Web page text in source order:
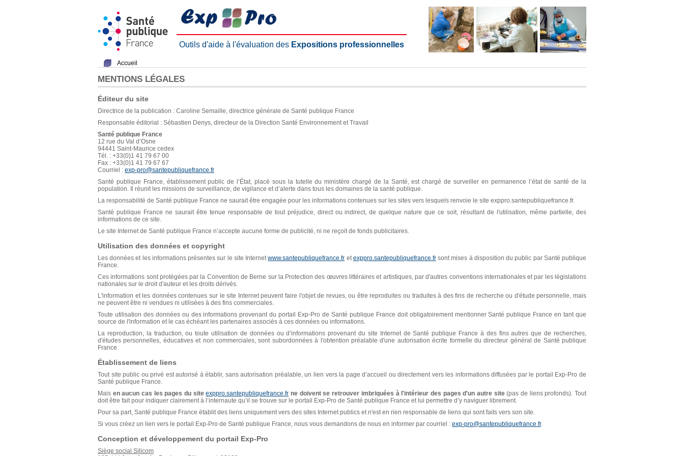
Outils d'aide à l'évaluation des Expositions professionnelles
Accueil
MENTIONS LÉGALES
Éditeur du site
Directrice de la publication : Caroline Semaille, directrice générale de Santé publique France
Responsable éditorial : Sébastien Denys, directeur de la Direction Santé Environnement et Travail
Santé publique France
12 rue du Val d’Osne
94441 Saint-Maurice cedex
Tél. : +33(0)1 41 79 67 00
Fax : +33(0)1 41 79 67 67
Courriel : exp-pro@santepubliquefrance.fr
Santé publique France, établissement public de l’État, placé sous la tutelle du ministère chargé de la Santé, est chargé de surveiller en permanence l’état de santé de la
population. Il réunit les missions de surveillance, de vigilance et d’alerte dans tous les domaines de la santé publique.
La responsabilité de Santé publique France ne saurait être engagée pour les informations contenues sur les sites vers lesquels renvoie le site exppro.santepubliquefrance.fr.
Santé publique France ne saurait être tenue responsable de tout préjudice, direct ou indirect, de quelque nature que ce soit, résultant de l'utilisation, même partielle, des
informations de ce site.
Le site Internet de Santé publique France n’accepte aucune forme de publicité, ni ne reçoit de fonds publicitaires.
Utilisation des données et copyright
Les données et les informations présentes sur le site Internetwww.santepubliquefrance.fr etexppro.santepubliquefrance.frsont mises à disposition du public par Santé publique
France.
Ces informations sont protégées par la Convention de Berne sur la Protection des œuvres littéraires et artistiques, par d'autres conventions internationales et par les législations
nationales sur le droit d'auteur et les droits dérivés.
L'information et les données contenues sur le site Internet peuvent faire l'objet de revues, ou être reproduites ou traduites à des fins de recherche ou d'étude personnelle, mais
ne peuvent être ni vendues ni utilisées à des fins commerciales.
Toute utilisation des données ou des informations provenant du portail Exp-Pro de Santé publique France doit obligatoirement mentionner Santé publique France en tant que
source de l'information et le cas échéant les partenaires associés à ces données ou informations.
La reproduction, la traduction, ou toute utilisation de données ou d’informations provenant du site Internet de Santé publique France à des fins autres que de recherches,
d'études personnelles, éducatives et non commerciales, sont subordonnées à l'obtention préalable d'une autorisation écrite formelle du directeur général de Santé publique
France.
Établissement de liens
Tout site public ou privé est autorisé à établir, sans autorisation préalable, un lien vers la page d’accueil ou directement vers les informations diffusées par le portail Exp-Pro de
Santé publique France.
Mais en aucun cas les pages du siteexppro.santepubliquefrance.fr ne doivent se retrouver imbriquées à l'intérieur des pages d'un autre site(pas de liens profonds). Tout
doit être fait pour indiquer clairement à l’internaute qu’il se trouve sur le portail Exp-Pro de Santé publique France et lui permettre d’y naviguer librement.
Pour sa part, Santé publique France établit des liens uniquement vers des sites Internet publics et n'est en rien responsable de liens qui sont faits vers son site.
Si vous créez un lien vers le portail Exp-Pro de Santé publique France, nous vous demandons de nous en informer par courriel : exp-pro@santepubliquefrance.fr.
Conception et développement du portail Exp-Pro
Siège social Silicom